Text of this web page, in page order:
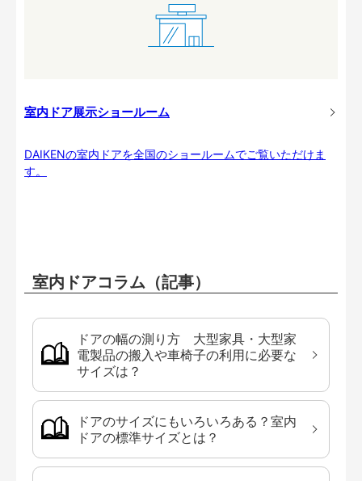
室内ドア展示ショールーム
DAIKENの室内ドアを全国のショールームでご覧いただけま
す。
室内ドアコラム（記事）
ドアの幅の測り方 大型家具・大型家
電製品の搬入や車椅子の利用に必要な
サイズは？
ドアのサイズにもいろいろある？室内
ドアの標準サイズとは？